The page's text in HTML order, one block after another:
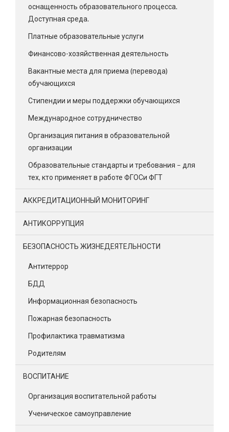
оснащенность образовательного процесса.
Доступная среда.
Платные образовательные услуги
Финансово-хозяйственная деятельность
Вакантные места для приема (перевода)
обучающихся
Стипендии и меры поддержки обучающихся
Международное сотрудничество
Организация питания в образовательной
организации
Образовательные стандарты и требования – для
тех, кто применяет в работе ФГОСи ФГТ
АККРЕДИТАЦИОННЫЙ МОНИТОРИНГ
АНТИКОРРУПЦИЯ
БЕЗОПАСНОСТЬ ЖИЗНЕДЕЯТЕЛЬНОСТИ
Антитеррор
БДД
Информационная безопасность
Пожарная безопасность
Профилактика травматизма
Родителям
ВОСПИТАНИЕ
Организация воспитательной работы
Ученическое самоуправление